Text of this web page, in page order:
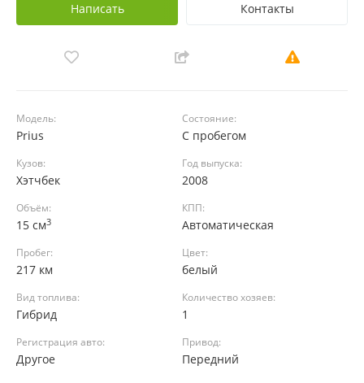
Написать Контакты
Модель:
Prius
Состояние:
С пробегом
Кузов:
Хэтчбек
Год выпуска:
2008
Объём:
15 см3
КПП:
Автоматическая
Пробег:
217 км
Цвет:
белый
Вид топлива:
Гибрид
Количество хозяев:
1
Регистрация авто:
Другое
Привод:
Передний